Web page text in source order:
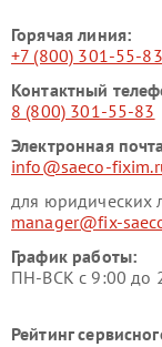
Горячая линия:
+7 (800) 301-55-83
Контактный
8 (800) 301-55-83
Электронная
info@saeco-
для юридических
manager@fix-
График работы:
ПН-ВСК с 9:00 до
Рейтинг